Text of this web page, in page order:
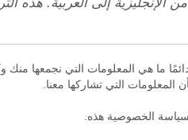
ما هي المعلومات التي نجمعها
المعلومات التي تشاركها معنا.
الخصوصية هذه.